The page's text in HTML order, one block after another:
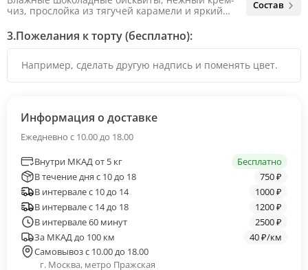
чиз, прослойка из тягучей карамели и яркий
яркий вкус шоколада и тягучей карамели, не
оставляя ни единого шанса остаться
Состав
3.Пожелания к торту (бесплатно):
Информация о доставке
Ежедневно с 10.00 до 18.00
Внутри МКАД от 5 кг
Бесплатно
В течение дня с 10 до 18
750 ₽
В интервале с 10 до 14
1000 ₽
В интервале с 14 до 18
1200 ₽
В интервале 60 минут
2500 ₽
За МКАД до 100 км
40 ₽/км
Самовывоз с 10.00 до 18.00
г. Москва, метро Пражская